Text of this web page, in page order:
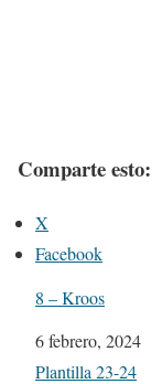
Comparte esto:
X
Facebook
8 – Kroos
Fecha
6 febrero, 2024
Respecto a
Plantilla 23-24